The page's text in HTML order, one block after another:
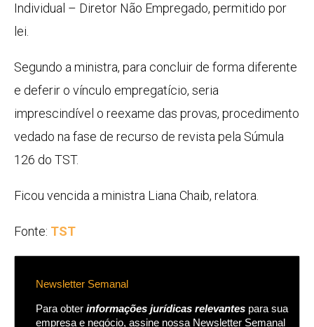
Individual – Diretor Não Empregado, permitido por
lei.
Segundo a ministra, para concluir de forma diferente
e deferir o vínculo empregatício, seria
imprescindível o reexame das provas, procedimento
vedado na fase de recurso de revista pela Súmula
126 do TST.
Ficou vencida a ministra Liana Chaib, relatora.
Fonte: TST
Newsletter Semanal
Para obter informações jurídicas relevantes para sua
empresa e negócio, assine nossa Newsletter Semanal